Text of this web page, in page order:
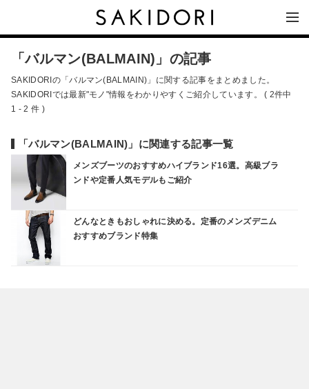
「バルマン(BALMAIN)」の記事
SAKIDORIの「バルマン(BALMAIN)」に関する記事をまとめました。
SAKIDORIでは最新"モノ"情報をわかりやすくご紹介しています。 ( 2件中
1 - 2 件 )
「バルマン(BALMAIN)」に関連する記事一覧
メンズブーツのおすすめハイブランド16選。高級ブラ
ンドや定番人気モデルもご紹介
どんなときもおしゃれに決める。定番のメンズデニム
おすすめブランド特集